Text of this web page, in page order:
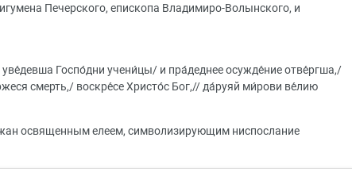
Печерского, епископа Владимиро-Волынского, и
Госпо́дни учени́цы/ и пра́деднее осужде́ние отве́ргша,/
смерть,/ воскре́се Христо́с Бог,// да́руяй ми́рови ве́лию
освященным елеем, символизирующим ниспослание